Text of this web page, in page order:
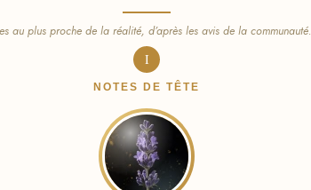
au plus proche de la réalité, d’après les avis de la communauté.
I
NOTES DE TÊTE